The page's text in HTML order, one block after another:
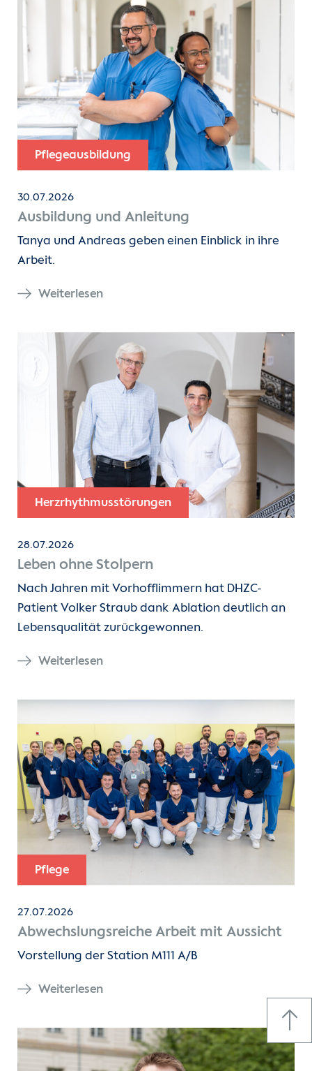
Pflegeausbildung
30.07.2026
Ausbildung und Anleitung
Tanya und Andreas geben einen Einblick in ihre
Arbeit.
Weiterlesen
Herzrhythmusstörungen
28.07.2026
Leben ohne Stolpern
Nach Jahren mit Vorhofflimmern hat DHZC-
Patient Volker Straub dank Ablation deutlich an
Lebensqualität zurückgewonnen.
Weiterlesen
Pflege
27.07.2026
Abwechslungsreiche Arbeit mit Aussicht
Vorstellung der Station M111 A/B
Weiterlesen